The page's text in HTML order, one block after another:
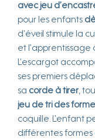
avec jeu
pour les enfants
d’éveil stimule la
et l’apprentissage
L’escargot
ses premiers
sa corde à tirer,
jeu de tri des
coquille. L’enfant
différentes formes